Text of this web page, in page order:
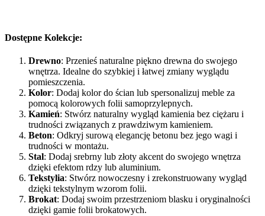
Dostępne Kolekcje:
Drewno: Przenieś naturalne piękno drewna do swojego
wnętrza. Idealne do szybkiej i łatwej zmiany wyglądu
pomieszczenia.
Kolor: Dodaj kolor do ścian lub spersonalizuj meble za
pomocą kolorowych folii samoprzylepnych.
Kamień: Stwórz naturalny wygląd kamienia bez ciężaru i
trudności związanych z prawdziwym kamieniem.
Beton: Odkryj surową elegancję betonu bez jego wagi i
trudności w montażu.
Stal: Dodaj srebrny lub złoty akcent do swojego wnętrza
dzięki efektom rdzy lub aluminium.
Tekstylia: Stwórz nowoczesny i zrekonstruowany wygląd
dzięki tekstylnym wzorom folii.
Brokat: Dodaj swoim przestrzeniom blasku i oryginalności
dzięki gamie folii brokatowych.